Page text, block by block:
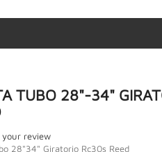
TUBO 28"-34"
review
28"34" Giratorio Rc30s Reed